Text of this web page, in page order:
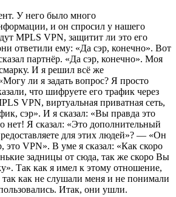
У него было много
и он спросил у нашего
MPLS VPN, защитит ли это его
ответили ему: «Да сэр, конечно». Вот
партнёр. «Да сэр, конечно». Моя
И я решил всё же
ли я задать вопрос? Я просто
что шифруете его трафик через
VPN, виртуальная приватная сеть,
сэр». И я сказал: «Вы правда это
нет! Я сказал: «Это дополнительный
для этих людей»? — «Он
это VPN». В уме я сказал: «Как скоро
задницы от сюда, так же скоро Вы
Так как я имел к этому отношение,
как не слушали меня и не понимали
Итак, они ушли.